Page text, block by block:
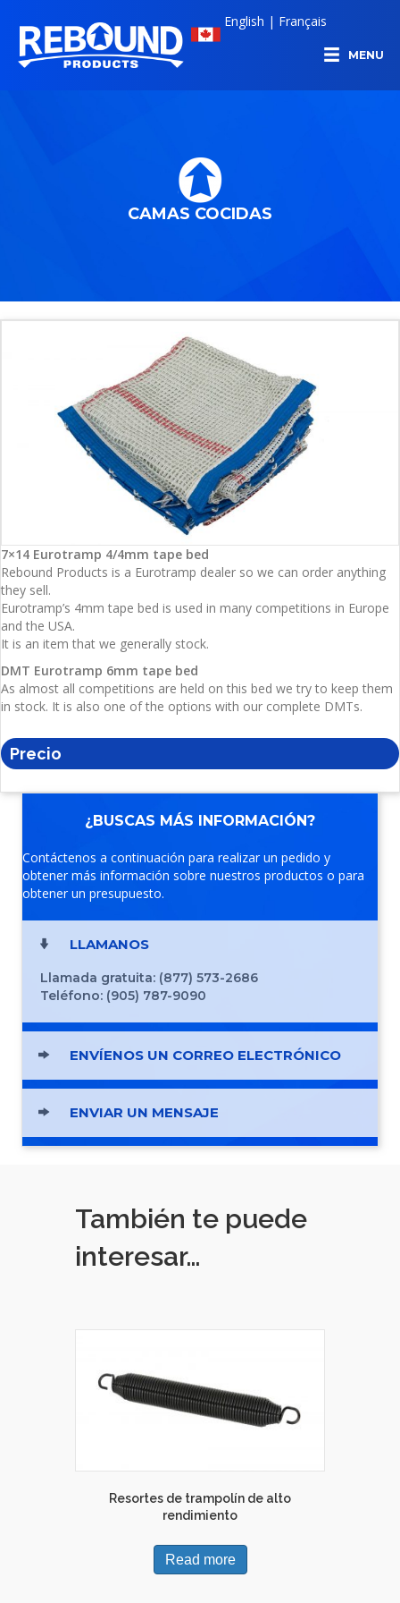
English | Français
MENU
CAMAS COCIDAS
7×14 Eurotramp 4/4mm tape bed
Rebound Products is a Eurotramp dealer so we can order anything
they sell.
Eurotramp’s 4mm tape bed is used in many competitions in Europe
and the USA.
It is an item that we generally stock.
DMT Eurotramp 6mm tape bed
As almost all competitions are held on this bed we try to keep them
in stock. It is also one of the options with our complete DMTs.
Precio
¿BUSCAS MÁS INFORMACIÓN?
Contáctenos a continuación para realizar un pedido y
obtener más información sobre nuestros productos o para
obtener un presupuesto.
LLAMANOS
Llamada gratuita: (877) 573-2686
Teléfono: (905) 787-9090
ENVÍENOS UN CORREO ELECTRÓNICO
ENVIAR UN MENSAJE
También te puede
interesar…
Resortes de trampolín de alto
rendimiento
Read more